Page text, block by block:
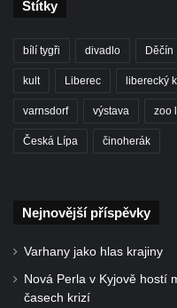
Štítky
bílí tygři divadlo Děčín
kult Liberec liberecký
varnsdorf výstava zoo
Česká Lípa činoherák
Nejnovější příspěvky
Varhany jako hlas krajiny
Nová Perla v Kyjově hostí
časech krizí